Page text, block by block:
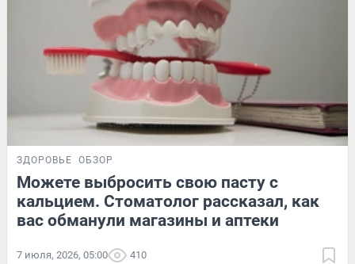
ЗДОРОВЬЕ ОБЗОР
Можете выбросить свою пасту с
кальцием. Стоматолог рассказал, как
вас обманули магазины и аптеки
7 июля, 2026, 05:00 410